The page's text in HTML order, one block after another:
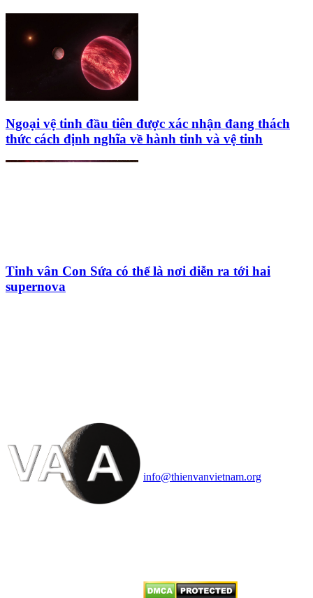
Ngoại vệ tinh đầu tiên được xác nhận đang thách
thức cách định nghĩa về hành tinh và vệ tinh
Tinh vân Con Sứa có thể là nơi diễn ra tới hai
supernova
info@thienvanvietnam.org